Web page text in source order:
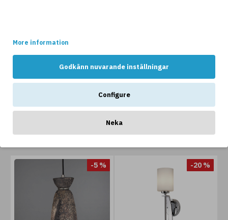
More information
Godkänn nuvarande inställningar
Configure
Neka
ANDRA GILLAR OCKSÅ...
-5 % -20 %